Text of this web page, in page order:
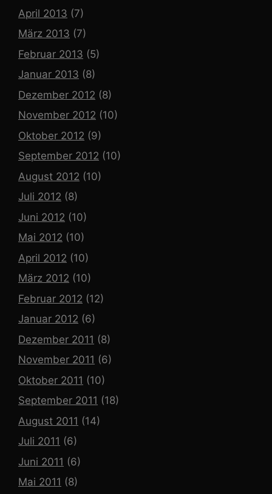
April 2013 (7)
März 2013 (7)
Februar 2013 (5)
Januar 2013 (8)
Dezember 2012 (8)
November 2012 (10)
Oktober 2012 (9)
September 2012 (10)
August 2012 (10)
Juli 2012 (8)
Juni 2012 (10)
Mai 2012 (10)
April 2012 (10)
März 2012 (10)
Februar 2012 (12)
Januar 2012 (6)
Dezember 2011 (8)
November 2011 (6)
Oktober 2011 (10)
September 2011 (18)
August 2011 (14)
Juli 2011 (6)
Juni 2011 (6)
Mai 2011 (8)